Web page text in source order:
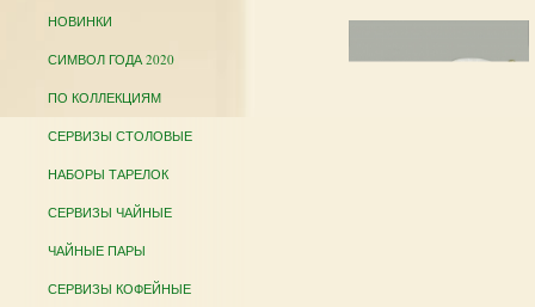
НОВИНКИ
СИМВОЛ ГОДА 2020
ПО КОЛЛЕКЦИЯМ
СЕРВИЗЫ СТОЛОВЫЕ
НАБОРЫ ТАРЕЛОК
СЕРВИЗЫ ЧАЙНЫЕ
ЧАЙНЫЕ ПАРЫ
СЕРВИЗЫ КОФЕЙНЫЕ